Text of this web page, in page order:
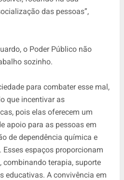
das pessoas”,
o Poder Público não
sozinho.
para combater esse mal,
que incentivar as
pois elas oferecem um
apoio para as pessoas em
de dependência química e
espaços proporcionam
combinando terapia, suporte
educativas. A convivência em